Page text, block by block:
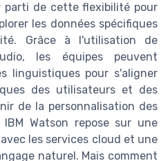
parti de cette flexibilité pour
les données spécifiques
Grâce à l'utilisation de
les équipes peuvent
linguistiques pour s'aligner
des utilisateurs et des
de la personnalisation des
Watson repose sur une
les services cloud et une
naturel. Mais comment